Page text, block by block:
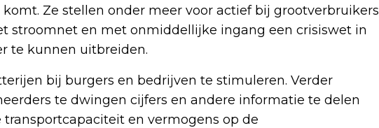
Ze stellen onder meer voor actief bij grootverbruikers
stroomnet en met onmiddellijke ingang een crisiswet in
te kunnen uitbreiden.
bij burgers en bedrijven te stimuleren. Verder
te dwingen cijfers en andere informatie te delen
en vermogens op de